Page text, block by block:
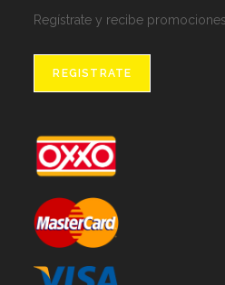
Regístrate y recibe